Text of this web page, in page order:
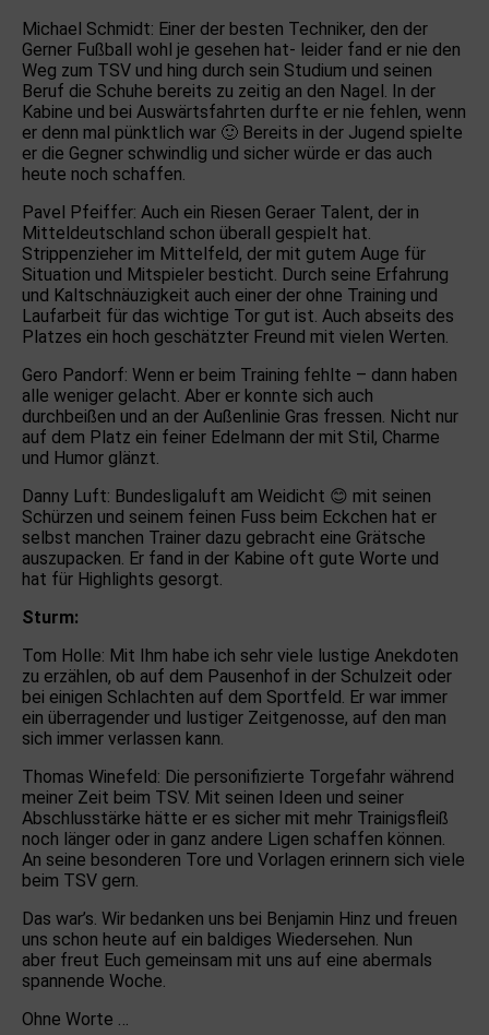
Michael Schmidt: Einer der besten Techniker, den der
Gerner Fußball wohl je gesehen hat- leider fand er nie den
Weg zum TSV und hing durch sein Studium und seinen
Beruf die Schuhe bereits zu zeitig an den Nagel. In der
Kabine und bei Auswärtsfahrten durfte er nie fehlen, wenn
er denn mal pünktlich war 🙂 Bereits in der Jugend spielte
er die Gegner schwindlig und sicher würde er das auch
heute noch schaffen.
Pavel Pfeiffer: Auch ein Riesen Geraer Talent, der in
Mitteldeutschland schon überall gespielt hat.
Strippenzieher im Mittelfeld, der mit gutem Auge für
Situation und Mitspieler besticht. Durch seine Erfahrung
und Kaltschnäuzigkeit auch einer der ohne Training und
Laufarbeit für das wichtige Tor gut ist. Auch abseits des
Platzes ein hoch geschätzter Freund mit vielen Werten.
Gero Pandorf: Wenn er beim Training fehlte – dann haben
alle weniger gelacht. Aber er konnte sich auch
durchbeißen und an der Außenlinie Gras fressen. Nicht nur
auf dem Platz ein feiner Edelmann der mit Stil, Charme
und Humor glänzt.
Danny Luft: Bundesligaluft am Weidicht 😊 mit seinen
Schürzen und seinem feinen Fuss beim Eckchen hat er
selbst manchen Trainer dazu gebracht eine Grätsche
auszupacken. Er fand in der Kabine oft gute Worte und
hat für Highlights gesorgt.
Sturm:
Tom Holle: Mit Ihm habe ich sehr viele lustige Anekdoten
zu erzählen, ob auf dem Pausenhof in der Schulzeit oder
bei einigen Schlachten auf dem Sportfeld. Er war immer
ein überragender und lustiger Zeitgenosse, auf den man
sich immer verlassen kann.
Thomas Winefeld: Die personifizierte Torgefahr während
meiner Zeit beim TSV. Mit seinen Ideen und seiner
Abschlusstärke hätte er es sicher mit mehr Trainigsfleiß
noch länger oder in ganz andere Ligen schaffen können.
An seine besonderen Tore und Vorlagen erinnern sich viele
beim TSV gern.
Das war’s. Wir bedanken uns bei Benjamin Hinz und freuen
uns schon heute auf ein baldiges Wiedersehen. Nun
aber freut Euch gemeinsam mit uns auf eine abermals
spannende Woche.
Ohne Worte …